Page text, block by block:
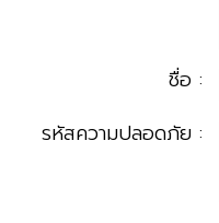
ชื่อ :
รหัสความปลอดภัย :